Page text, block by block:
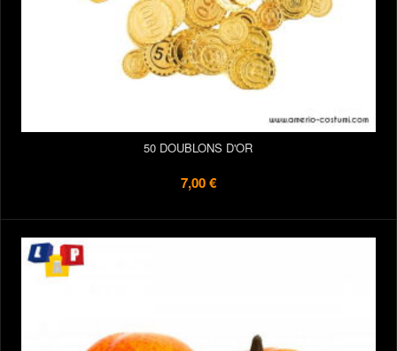
50 DOUBLONS D'OR
7,00 €